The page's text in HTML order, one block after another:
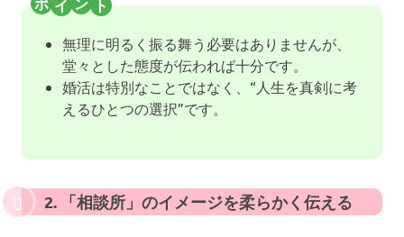
無理に明るく振る舞う必要はありませんが、
堂々とした態度が伝われば十分です。
婚活は特別なことではなく、“人生を真剣に考
えるひとつの選択”です。
2. 「相談所」のイメージを柔らかく伝える